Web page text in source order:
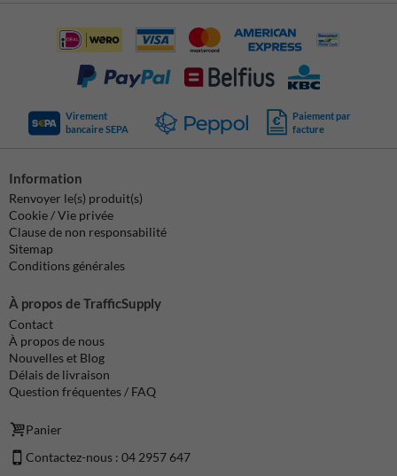
Virement
bancaire SEPA
Paiement par
facture
Information
Renvoyer le(s) produit(s)
Cookie / Vie privée
Clause de non responsabilité
Sitemap
Conditions générales
À propos de TrafficSupply
Contact
À propos de nous
Nouvelles et Blog
Délais de livraison
Question fréquentes / FAQ
Panier
Contactez-nous : 04 2957 647